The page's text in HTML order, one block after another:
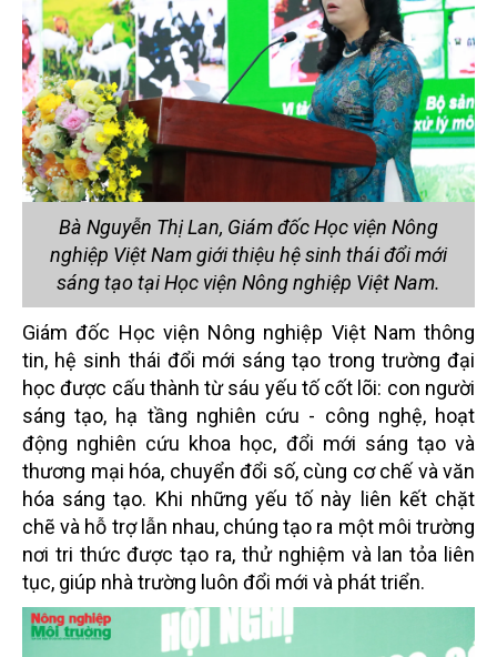
Bà Nguyễn Thị Lan, Giám đốc Học viện Nông
nghiệp Việt Nam giới thiệu hệ sinh thái đổi mới
sáng tạo tại Học viện Nông nghiệp Việt Nam.
Giám đốc Học viện Nông nghiệp Việt Nam thông
tin, hệ sinh thái đổi mới sáng tạo trong trường đại
học được cấu thành từ sáu yếu tố cốt lõi: con người
sáng tạo, hạ tầng nghiên cứu - công nghệ, hoạt
động nghiên cứu khoa học, đổi mới sáng tạo và
thương mại hóa, chuyển đổi số, cùng cơ chế và văn
hóa sáng tạo. Khi những yếu tố này liên kết chặt
chẽ và hỗ trợ lẫn nhau, chúng tạo ra một môi trường
nơi tri thức được tạo ra, thử nghiệm và lan tỏa liên
tục, giúp nhà trường luôn đổi mới và phát triển.